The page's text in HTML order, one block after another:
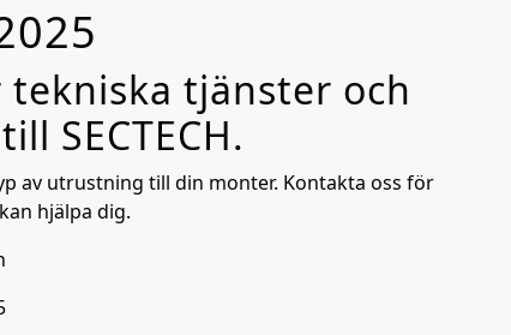
tekniska tjänster och
SECTECH.
av utrustning till din monter. Kontakta oss för
hjälpa dig.